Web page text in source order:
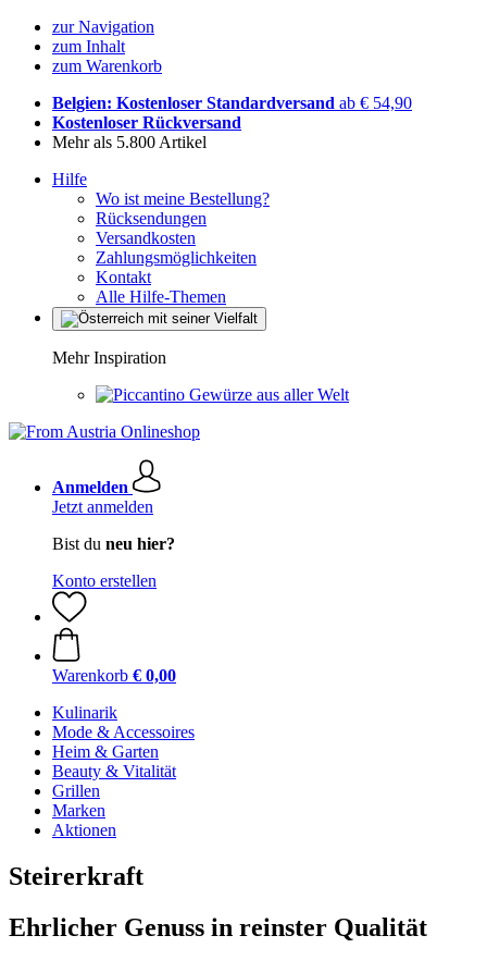
zur Navigation
zum Inhalt
zum Warenkorb
Belgien: Kostenloser Standardversand ab € 54,90
Kostenloser Rückversand
Mehr als 5.800 Artikel
Hilfe
Wo ist meine Bestellung?
Rücksendungen
Versandkosten
Zahlungsmöglichkeiten
Kontakt
Alle Hilfe-Themen
Mehr Inspiration
Gewürze aus aller Welt
Anmelden
Jetzt anmelden
Bist du neu hier?
Konto erstellen
Warenkorb € 0,00
Kulinarik
Mode & Accessoires
Heim & Garten
Beauty & Vitalität
Grillen
Marken
Aktionen
Steirerkraft
Ehrlicher Genuss in reinster Qualität